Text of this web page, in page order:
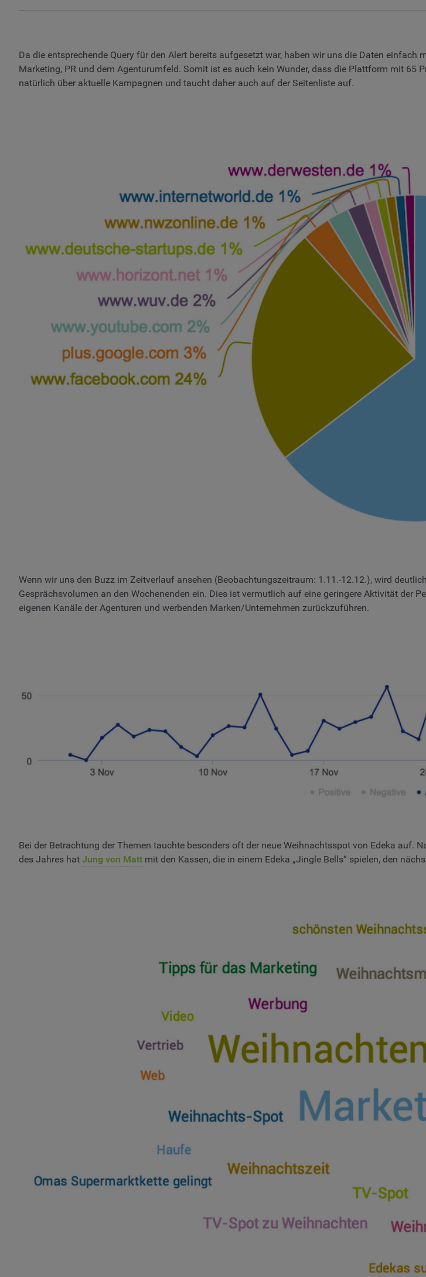
Da die entsprechende Query für den Alert bereits aufgesetzt war, haben wir uns die Daten einfach
Marketing, PR und dem Agenturumfeld. Somit ist es auch kein Wunder, dass die Plattform mit 65
natürlich über aktuelle Kampagnen und taucht daher auch auf der Seitenliste auf.
Wenn wir uns den Buzz im Zeitverlauf ansehen (Beobachtungszeitraum: 1.11.-12.12.), wird
Gesprächsvolumen an den Wochenenden ein. Dies ist vermutlich auf eine geringere Aktivität der
eigenen Kanäle der Agenturen und werbenden Marken/Unternehmen zurückzuführen.
Bei der Betrachtung der Themen tauchte besonders oft der neue Weihnachtsspot von Edeka auf.
des Jahres hat Jung von Matt mit den Kassen, die in einem Edeka „Jingle Bells“ spielen, den